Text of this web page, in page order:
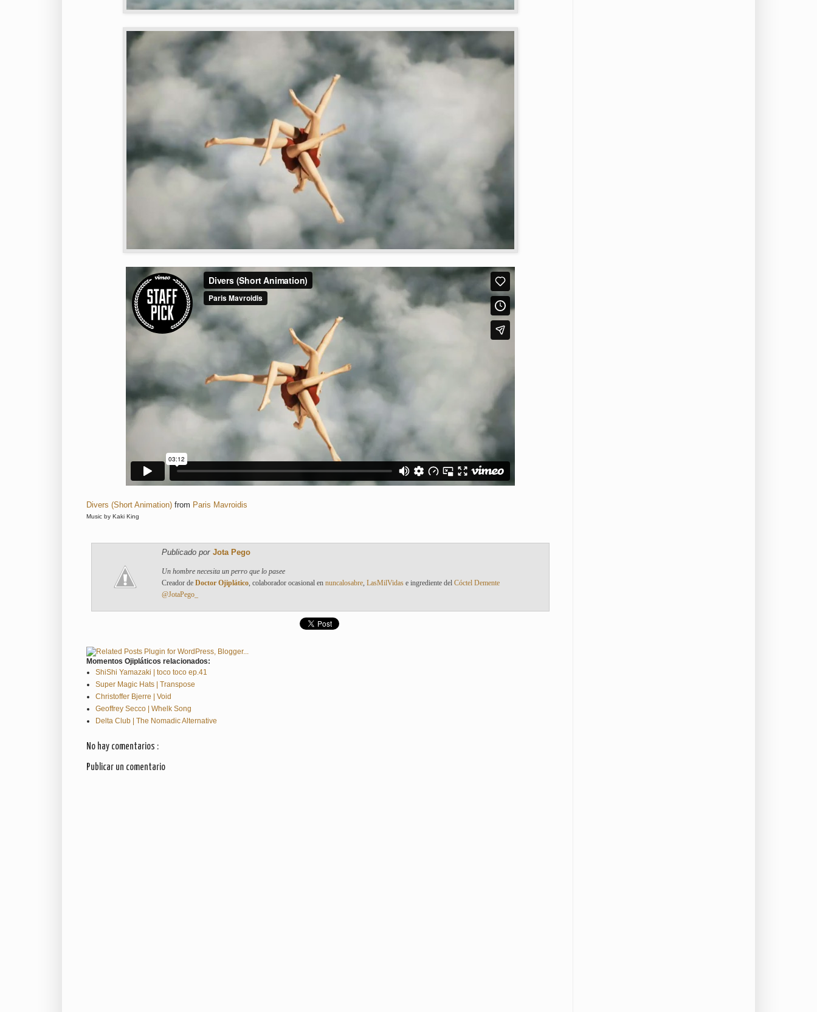
Divers (Short Animation) from Paris Mavroidis
Music by Kaki King
Publicado por Jota Pego
Un hombre necesita un perro que lo pasee
Creador de Doctor Ojiplático, colaborador ocasional en nuncalosabre, LasMilVidas e ingrediente del Cóctel Demente
@JotaPego_
Momentos Ojipláticos relacionados:
ShiShi Yamazaki | toco toco ep.41
Super Magic Hats | Transpose
Christoffer Bjerre | Void
Geoffrey Secco | Whelk Song
Delta Club | The Nomadic Alternative
No hay comentarios :
Publicar un comentario